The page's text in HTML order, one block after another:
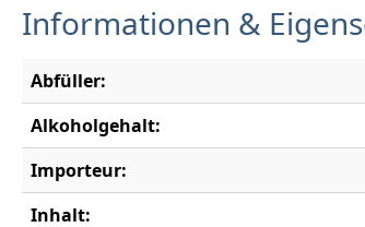
Informationen &
Abfüller:
Alkoholgehalt:
Importeur:
Inhalt: